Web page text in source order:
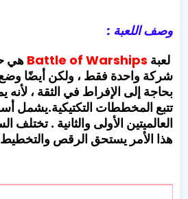
وصف اللعبة :
لعبة Battle of Warships هي
شركة واحدة فقط ، ولكن أيضًا
بحاجة إلى الإفراط في الثقة ،
تتبع المخططات التكتيكية.يشمل
العالميتين الأولى والثانية .
هذا الأمر يستحق الرقص والتخطيط